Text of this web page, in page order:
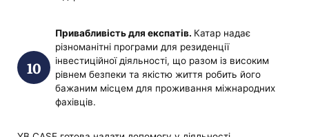
Привабливість для експатів. Катар надає
різноманітні програми для резиденції
інвестиційної діяльності, що разом із високим
рівнем безпеки та якістю життя робить його
бажаним місцем для проживання міжнародних
фахівців.